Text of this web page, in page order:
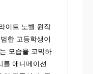
이트 노벨 원작
한 고등학생이
모습을 코믹하
를 애니메이션